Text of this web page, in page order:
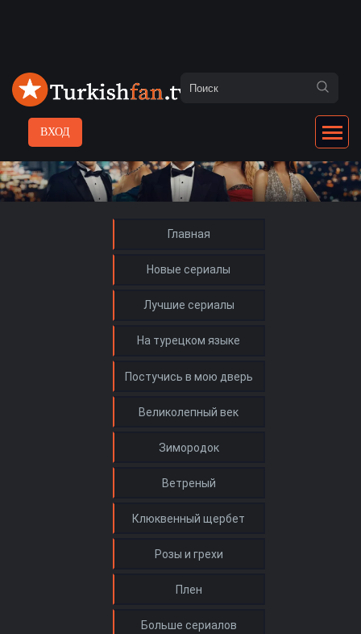
ВХОД
Главная
Новые сериалы
Лучшие сериалы
На турецком языке